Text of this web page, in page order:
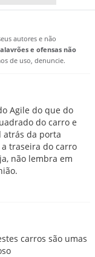
autores e não
e ofensas não
de uso, denuncie.
Agile do que do
do carro e
atrás da porta
a traseira do carro
não lembra em
carros são umas